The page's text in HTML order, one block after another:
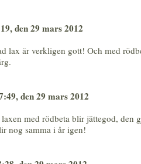
den 29 mars 2012
lax är verkligen gott! Och med
den 29 mars 2012
med rödbeta blir jättegod, den
nog samma i år igen!